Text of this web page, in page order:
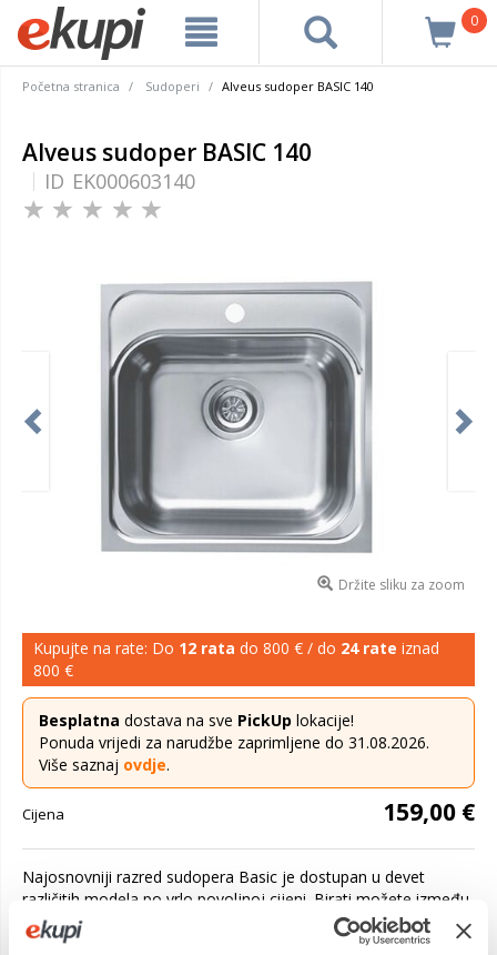
0
Početna stranica Sudoperi Alveus sudoper BASIC 140
Alveus sudoper BASIC 140
ID EK000603140
Držite sliku za zoom
Kupujte na rate: Do 12 rata do 800 € / do 24 rate iznad
800 €
Besplatna dostava na sve PickUp lokacije!
Ponuda vrijedi za narudžbe zaprimljene do 31.08.2026.
Više saznaj ovdje.
Cijena 159,00 €
Najosnovniji razred sudopera Basic je dostupan u devet
različitih modela po vrlo povoljnoj cijeni. Birati možete između
sudopera s jednom posudom koja je sa ili bez površ...Saznaj
više